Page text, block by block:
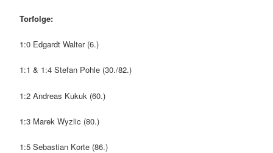
Torfolge:
1:0 Edgardt Walter (6.)
1:1 & 1:4 Stefan Pohle (30./82.)
1:2 Andreas Kukuk (60.)
1:3 Marek Wyzlic (80.)
1:5 Sebastian Korte (86.)